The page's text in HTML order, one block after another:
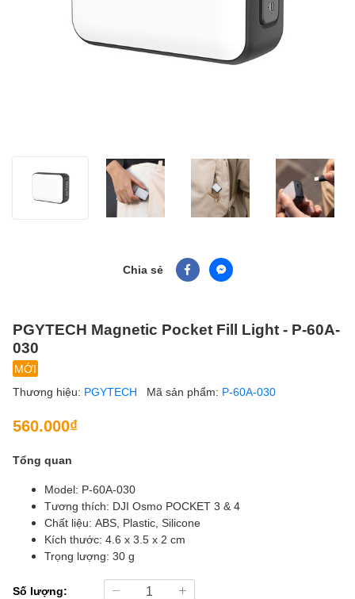
Chia sẻ
PGYTECH Magnetic Pocket Fill Light - P-60A-
030
MỚI
Thương hiệu: PGYTECH Mã sản phẩm: P-60A-030
560.000₫
Tổng quan
Model: P-60A-030
Tương thích: DJI Osmo POCKET 3 & 4
Chất liệu: ABS, Plastic, Silicone
Kích thước: 4.6 x 3.5 x 2 cm
Trọng lượng: 30 g
Số lượng: